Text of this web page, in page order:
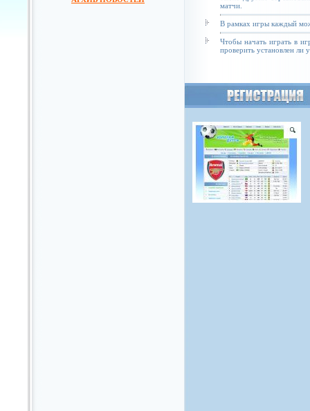
матчи.
В рамках игры каждый
Чтобы начать играть в
проверить установлен ли